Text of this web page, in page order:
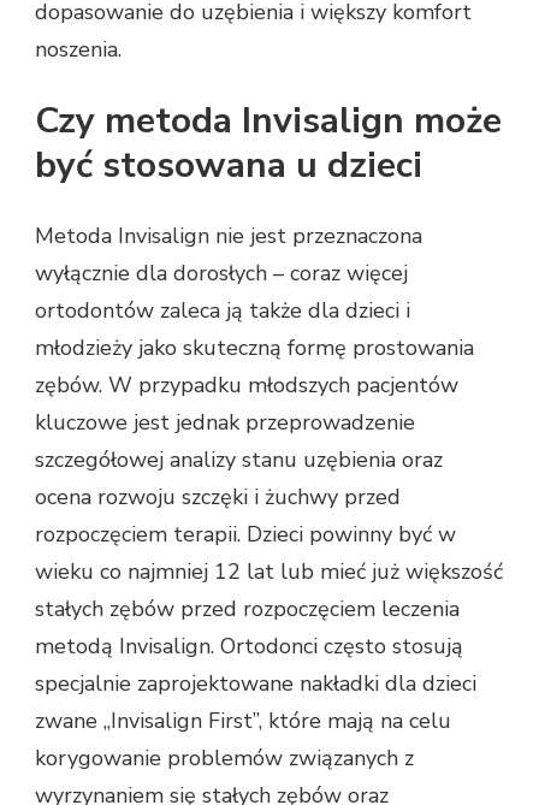
dopasowanie do uzębienia i większy komfort
noszenia.
Czy metoda Invisalign może
być stosowana u dzieci
Metoda Invisalign nie jest przeznaczona
wyłącznie dla dorosłych – coraz więcej
ortodontów zaleca ją także dla dzieci i
młodzieży jako skuteczną formę prostowania
zębów. W przypadku młodszych pacjentów
kluczowe jest jednak przeprowadzenie
szczegółowej analizy stanu uzębienia oraz
ocena rozwoju szczęki i żuchwy przed
rozpoczęciem terapii. Dzieci powinny być w
wieku co najmniej 12 lat lub mieć już większość
stałych zębów przed rozpoczęciem leczenia
metodą Invisalign. Ortodonci często stosują
specjalnie zaprojektowane nakładki dla dzieci
zwane „Invisalign First”, które mają na celu
korygowanie problemów związanych z
wyrzynaniem się stałych zębów oraz